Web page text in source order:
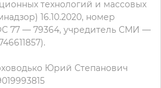
технологий и массовых
16.10.2020, номер
77 — 79364, учредитель СМИ —
Юрий Степанович